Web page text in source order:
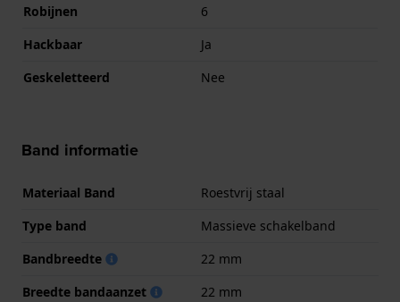
Robijnen
6
Hackbaar
Ja
Geskeletteerd
Nee
Band informatie
Materiaal Band
Roestvrij staal
Type band
Massieve schakelband
Bandbreedte
22 mm
Breedte bandaanzet
22 mm